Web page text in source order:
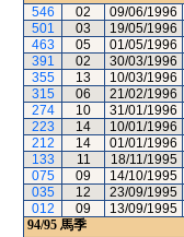
546
02 09/06/1996
501
03 19/05/1996
463
05 01/05/1996
391
02 30/03/1996
355
13 10/03/1996
315
06 21/02/1996
274
10 31/01/1996
223
14 10/01/1996
212
14 01/01/1996
133
11 18/11/1995
075
09 14/10/1995
035
12 23/09/1995
012
09 13/09/1995
94/95 馬季